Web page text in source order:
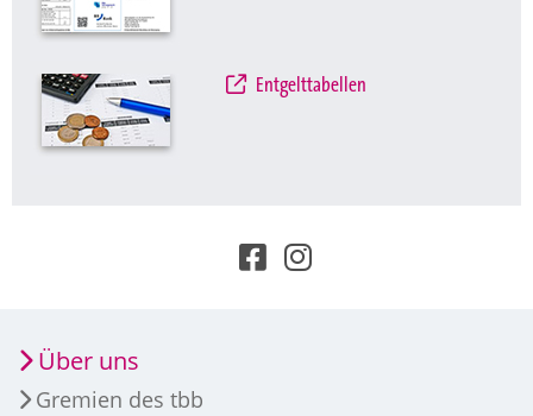
Entgelttabellen
Über uns
Gremien des tbb